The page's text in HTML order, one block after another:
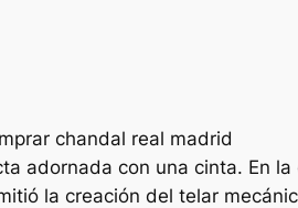
adornada con una cinta. En
la creación del telar